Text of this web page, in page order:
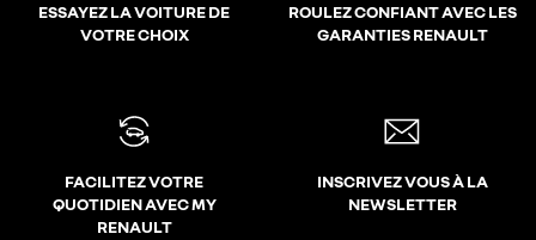
ESSAYEZ LA VOITURE DE
VOTRE CHOIX
ROULEZ CONFIANT AVEC LES
GARANTIES RENAULT
FACILITEZ VOTRE
QUOTIDIEN AVEC MY
RENAULT
INSCRIVEZ VOUS À LA
NEWSLETTER